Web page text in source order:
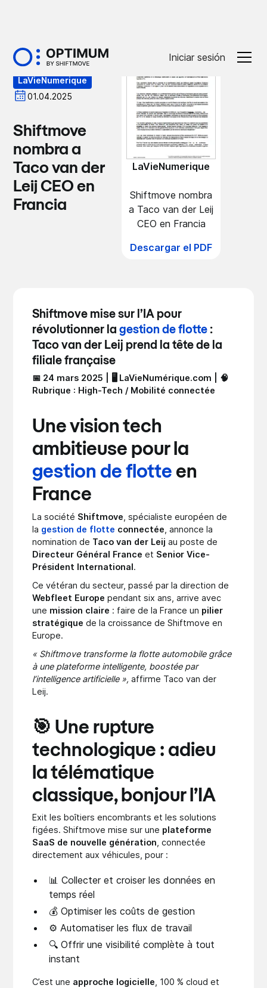
Iniciar sesión
LaVieNumerique
01.04.2025
Shiftmove
nombra a
Taco van der
Leij CEO en
Francia
LaVieNumerique
Shiftmove nombra
a Taco van der Leij
CEO en Francia
Descargar el PDF
Shiftmove mise sur l’IA pour
révolutionner lagestion de flotte :
Taco van der Leij prend la tête de la
filiale française
📅 24 mars 2025 | 🖥️ LaVieNumérique.com | 🧠
Rubrique : High-Tech / Mobilité connectée
Une vision tech
ambitieuse pour la
gestion de flotte en
France
La société Shiftmove , spécialiste européen de
la gestion de flotte connectée , annonce la
nomination de Taco van der Leij au poste de
Directeur Général France et Senior Vice-
Président International.
Ce vétéran du secteur, passé par la direction de
Webfleet Europe pendant six ans, arrive avec
une mission claire : faire de la France un pilier
stratégique de la croissance de Shiftmove en
Europe.
« Shiftmove transforme la flotte automobile grâce
à une plateforme intelligente, boostée par
l’intelligence artificielle », affirme Taco van der
Leij.
🎯 Une rupture
technologique : adieu
la télématique
classique, bonjour l’IA
Exit les boîtiers encombrants et les solutions
figées. Shiftmove mise sur une plateforme
SaaS de nouvelle génération , connectée
directement aux véhicules, pour :
📊 Collecter et croiser les données en
temps réel
💰 Optimiser les coûts de gestion
⚙️ Automatiser les flux de travail
🔍 Offrir une visibilité complète à tout
instant
C’est une approche logicielle , 100 % cloud et